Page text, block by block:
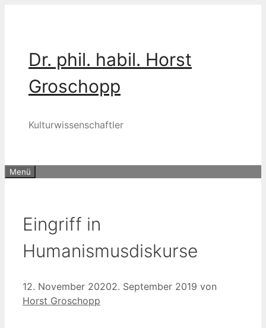
Dr. phil. habil. Horst
Groschopp
Kulturwissenschaftler
Menü
Eingriff in
Humanismusdiskurse
12. November 20202. September 2019 von
Horst Groschopp